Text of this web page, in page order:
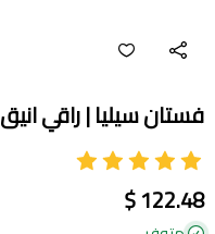
فستان سيليا | راقي
122.48 $